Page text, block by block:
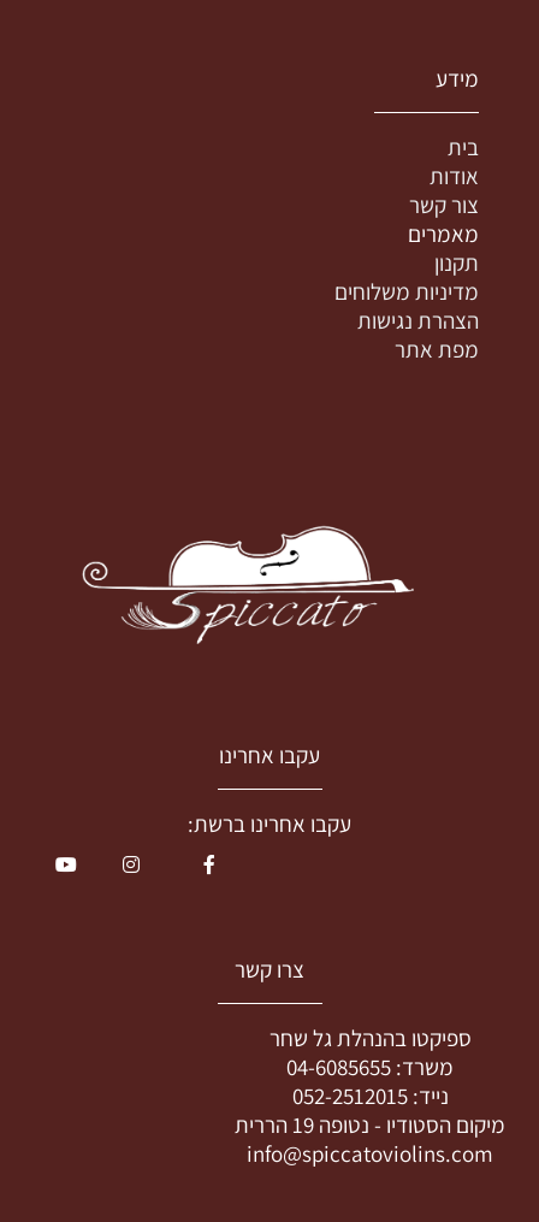
מידע
בית
אודות
צור קשר
מאמרים
תקנון
מדיניות משלוחים
הצהרת נגישות
מפת אתר
עקבו אחרינו
עקבו אחרינו ברשת:
צרו קשר
ספיקטו בהנהלת גל שחר
משרד: 04-6085655
נייד:052-2512015
מיקום הסטודיו - נטופה 19 הררית
info@spiccatoviolins.com